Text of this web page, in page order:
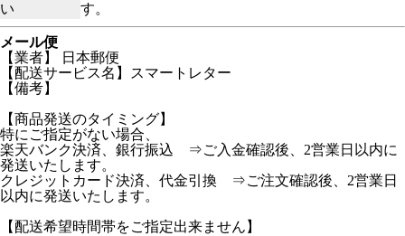
い
す。
メール便
【業者】 日本郵便
【配送サービス名】スマートレター
【備考】
【商品発送のタイミング】
特にご指定がない場合、
楽天バンク決済、銀行振込 ⇒ご入金確認後、2営業日以内に
発送いたします。
クレジットカード決済、代金引換 ⇒ご注文確認後、2営業日
以内に発送いたします。
【配送希望時間帯をご指定出来ません】